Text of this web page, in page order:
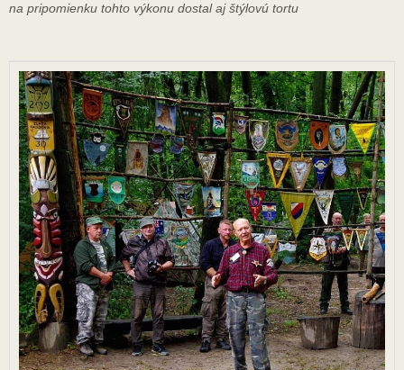
na pripomienku tohto výkonu dostal aj štýlovú tortu